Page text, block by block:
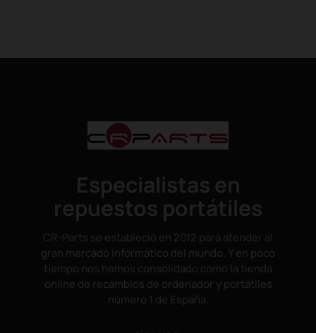
Especialistas en
repuestos portátiles
CR-Parts se estableció en 2012 para atender al
gran mercado informático del mundo. Y en poco
tiempo nos hemos consolidado como la tienda
online de recambios de ordenador y portátiles
número 1 de España.